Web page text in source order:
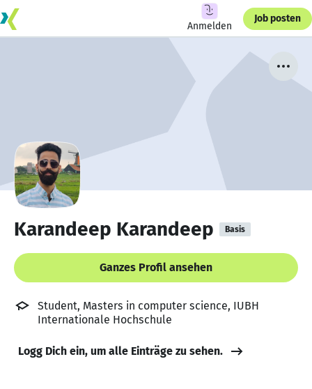
Anmelden
Job posten
Karandeep Karandeep Basis
Ganzes Profil ansehen
Student, Masters in computer science, IUBH
Internationale Hochschule
Logg Dich ein, um alle Einträge zu sehen.